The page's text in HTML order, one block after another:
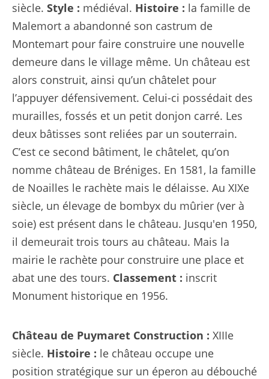
siècle. Style : médiéval. Histoire : la famille de
Malemort a abandonné son castrum de
Montemart pour faire construire une nouvelle
demeure dans le village même. Un château est
alors construit, ainsi qu’un châtelet pour
l’appuyer défensivement. Celui-ci possédait des
murailles, fossés et un petit donjon carré. Les
deux bâtisses sont reliées par un souterrain.
C’est ce second bâtiment, le châtelet, qu’on
nomme château de Bréniges. En 1581, la famille
de Noailles le rachète mais le délaisse. Au XIXe
siècle, un élevage de bombyx du mûrier (ver à
soie) est présent dans le château. Jusqu'en 1950,
il demeurait trois tours au château. Mais la
mairie le rachète pour construire une place et
abat une des tours. Classement : inscrit
Monument historique en 1956.
Château de Puymaret Construction : XIIIe
siècle. Histoire : le château occupe une
position stratégique sur un éperon au débouché